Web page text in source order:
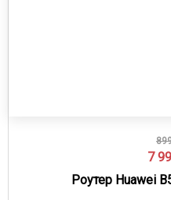
7
Роутер Huawei